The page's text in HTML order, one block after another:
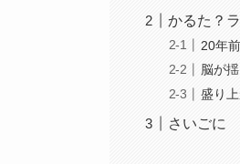
かるた？
20年
脳が
盛り
さいごに